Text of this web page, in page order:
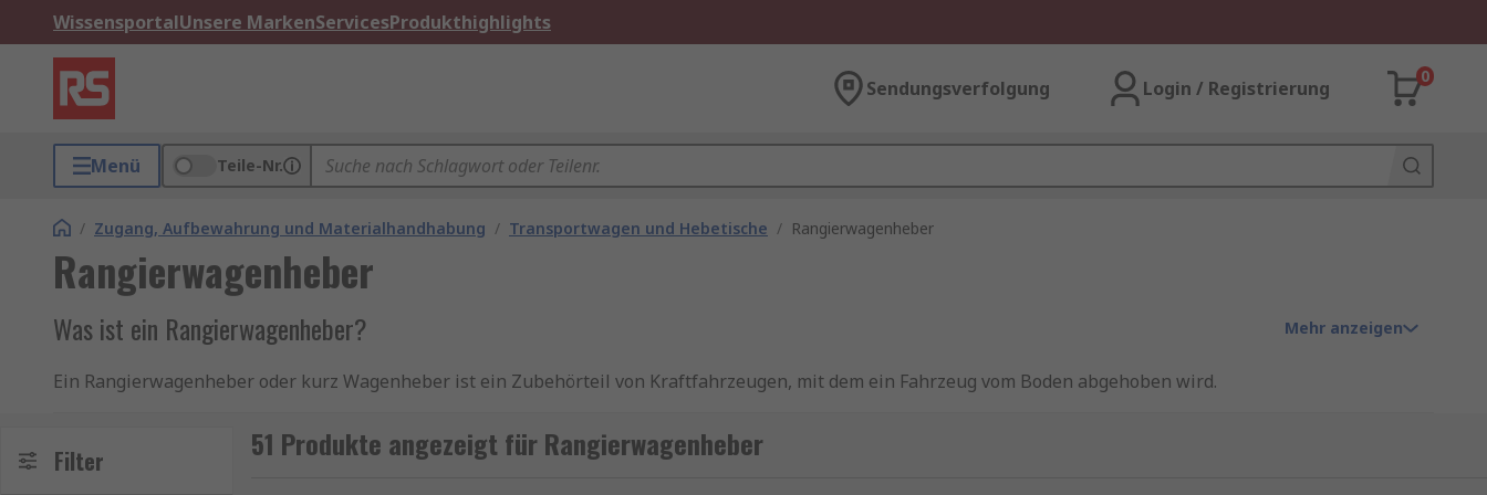
WissensportalUnsere MarkenServicesProdukthighlights
Sendungsverfolgung Login / Registrierung
0
Menü Teile-Nr.
/ Zugang, Aufbewahrung und Materialhandhabung / Transportwagen und Hebetische / Rangierwagenheber
Rangierwagenheber
Was ist ein Rangierwagenheber?
Ein Rangierwagenheber oder kurz Wagenheber ist ein Zubehörteil von Kraftfahrzeugen, mit dem ein Fahrzeug vom Boden abgehoben wird.
Welche Arten von Rangierwagenhebern gibt es?
Mehr anzeigen
Filter 51 Produkte angezeigt für Rangierwagenheber